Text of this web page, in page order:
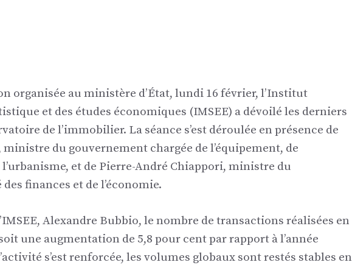
organisée au ministère d’État, lundi 16 février, l’Institut
et des études économiques (IMSEE) a dévoilé les derniers
de l’immobilier. La séance s’est déroulée en présence de
du gouvernement chargée de l’équipement, de
et de Pierre-André Chiappori, ministre du
finances et de l’économie.
Alexandre Bubbio, le nombre de transactions réalisées en
soit une augmentation de 5,8 pour cent par rapport à l’année
s’est renforcée, les volumes globaux sont restés stables en